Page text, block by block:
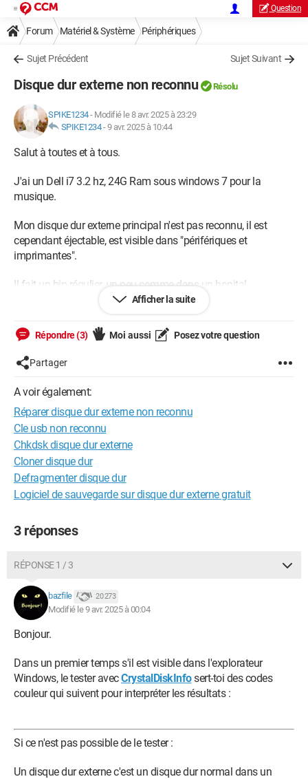
Question
Forum Matériel & Système Périphériques
Autres périphériques et appareils
Sujet Précédent Sujet Suivant
Disque dur externe non reconnu Résolu
SPIKE1234- Modifié le 8 avr. 2025 à 23:29
SPIKE1234-9 avr. 2025 à 10:44
Salut à toutes et à tous.
J'ai un Dell i7 3.2 hz, 24G Ram sous windows 7 pour la
musique.
Mon disque dur externe principal n'est pas reconnu, il est
cependant éjectable, est visible dans "périfériques et
imprimantes".
Il fait un bip régulier, un peu comme dans un hopital.
importantes.
Est ce que vous pouvez me venir en aide, s'il vous plaît ?
Android / SamsungBrowser 27.0
Afficher la suite
Répondre (3) Moi aussi Posez votre question
Partager
A voir également:
Réparer disque dur externe non reconnu
Cle usb non reconnu
Chkdsk disque dur externe
Cloner disque dur
Defragmenter disque dur
Logiciel de sauvegarde sur disque dur externe gratuit
3 réponses
RÉPONSE 1 / 3
bazfile 20 273
Modifié le 9 avr. 2025 à 00:04
Bonjour.
Dans un premier temps s'il est visible dans l'explorateur
Windows, le tester avecCrystalDiskInfosert-toi des codes
couleur qui suivent pour interpréter les résultats :
Si ce n'est pas possible de le tester :
Un disque dur externe c'est un disque dur normal dans un